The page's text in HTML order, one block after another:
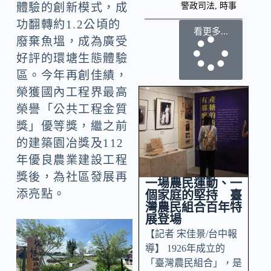
體驗的創新模式，成
功翻轉約1.2公頃的
廢棄魚塭，成為廣受
好評的環塘生態體驗
區。今年再創佳績，
榮獲國內工程界最高
榮譽「公共工程金質
獎」優等獎，繼之前
的建築園冶獎及112
年優良農業建設工程
獎後，為社區發展再
添亮點。
警政司法 時事
看更多...
一場農民運動、一
個家庭的堅持 臺
灣農民組合百年特
展登場
【記者 宋佳景/台中報
導】 1926年成立的
「臺灣農民組合」，是